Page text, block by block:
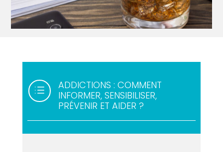
d
ADDICTIONS : COMMENT
INFORMER, SENSIBILISER,
PRÉVENIR ET AIDER ?